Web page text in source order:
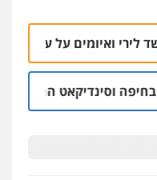
ואיומים על עובדי חברת
וסינדיקאט ההלוואות של